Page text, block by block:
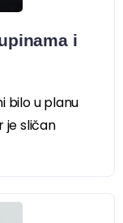
i
bilo u planu
je sličan